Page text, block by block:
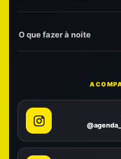
O que fazer à noite